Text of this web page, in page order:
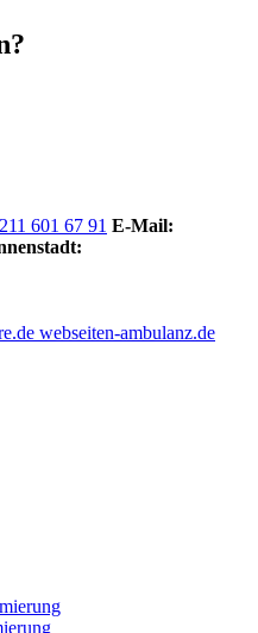
601 67 91 E-Mail:
webseiten-ambulanz.de